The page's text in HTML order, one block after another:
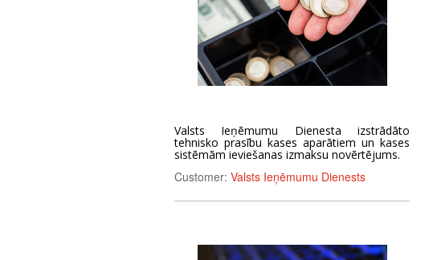
Valsts Ieņēmumu Dienesta izstrādāto
tehnisko prasību kases aparātiem un kases
sistēmām ieviešanas izmaksu novērtējums.
Customer: Valsts Ieņēmumu Dienests